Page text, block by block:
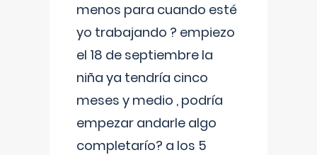
menos para cuando esté
yo trabajando ? empiezo
el 18 de septiembre la
niña ya tendría cinco
meses y medio , podría
empezar andarle algo
completarío? a los 5